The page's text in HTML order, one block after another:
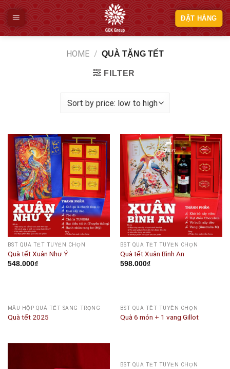
Skip
to
content
ĐẶT HÀNG
HOME / QUÀ TẶNG TẾT
FILTER
BST QUÀ TẾT TUYỂN CHỌN
Quà tết Xuân Như Ý
548.000₫
BST QUÀ TẾT TUYỂN CHỌN
Quà tết Xuân Bình An
598.000₫
MẪU HỘP QUÀ TẾT SANG TRỌNG
Quà tết 2025
BST QUÀ TẾT TUYỂN CHỌN
Quà 6 món + 1 vang Gillot
BST QUÀ TẾT TUYỂN CHỌN